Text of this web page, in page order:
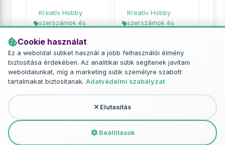
Cookie használat
Ez a weboldal sütiket használ a jobb felhasználói élmény
biztosítása érdekében. Az analitikai sütik segítenek javítani
weboldalunkat, míg a marketing sütik személyre szabott
tartalmakat biztosítanak. Adatvédelmi szabályzat
Elutasítás
Beállítások
Kreatív Hobby
szerszámok és
1 729 Ft
RÉSZLETEK
Kreatív Hobby
szerszámok és
4 599 Ft
RÉSZLETEK
További termékek - Kreatív Hobby
szerszámok és eszközök